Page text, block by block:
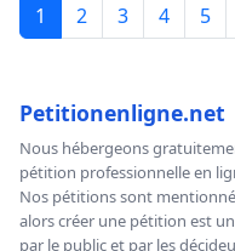
1 2 3 4 5
Petitionenligne.net
Nous hébergeons
pétition professionnelle en
Nos pétitions sont
alors créer une pétition est
par le public et par les